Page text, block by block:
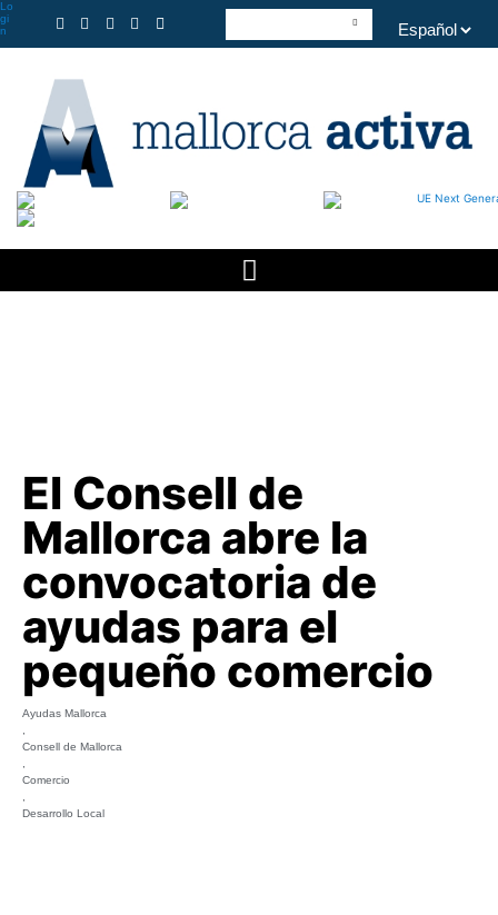
Lo
gi
n
El Consell de
Mallorca abre la
convocatoria de
ayudas para el
pequeño comercio
Ayudas Mallorca
Consell de Mallorca
Comercio
Desarrollo Local